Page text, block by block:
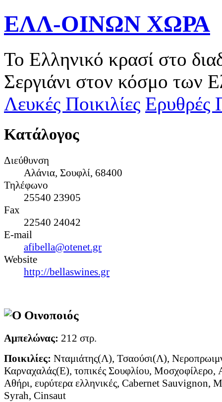
ΕΛΛ-ΟΙΝΩΝ ΧΩΡΑ
Το Ελληνικό κρασί στο
Σεργιάνι στον κόσμο των
Λευκές Ποικιλίες Ερυθρές
Κατάλογος
Διεύθυνση
Αλάνια, Σουφλί, 68400
Τηλέφωνο
25540 23905
Fax
22540 24042
E-mail
afibella@otenet.gr
Website
http://bellaswines.gr
Ο Οινοποιός
Αμπελώνας: 212 στρ.
Ποικιλίες: Νταμιάτης(Λ), Τσαούσι(Λ),
Καρναχαλάς(Ε), τοπικές Σουφλίου, Μοσχοφίλερο,
Αθήρι, ευρύτερα ελληνικές, Cabernet Sauvignon,
Syrah, Cinsaut